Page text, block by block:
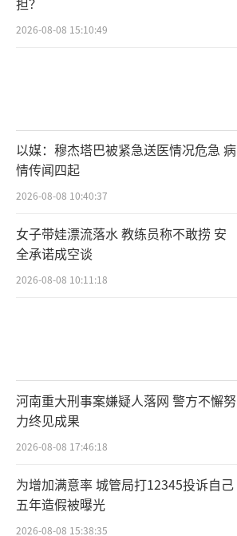
2026-08-08 15:10:49
以媒：穆杰塔巴被紧急送医情况危急 病
情传闻四起
2026-08-08 10:40:37
女子带娃漂流落水 教练员称不敢捞 安
全承诺成空谈
2026-08-08 10:11:18
河南重大刑事案嫌疑人落网 警方不懈努
力终见成果
2026-08-08 17:46:18
为增加满意率 城管局打12345投诉自己
五年造假被曝光
2026-08-08 15:38:35